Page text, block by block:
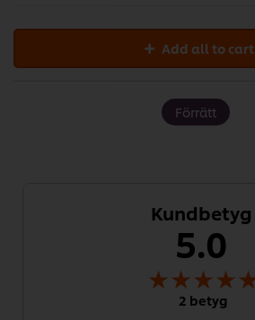
Add all to cart
Förrätt
Kundbetyg
5.0
2 betyg